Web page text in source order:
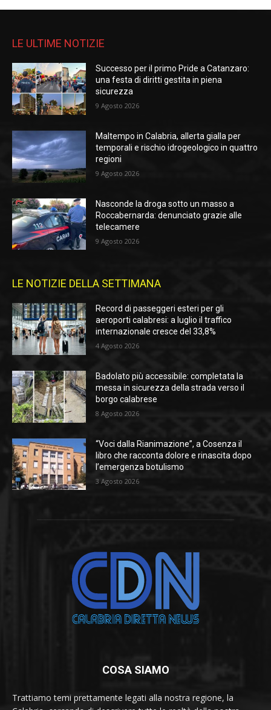
LE ULTIME NOTIZIE
Successo per il primo Pride a Catanzaro:
una festa di diritti gestita in piena
sicurezza
9 Agosto 2026
Maltempo in Calabria, allerta gialla per
temporali e rischio idrogeologico in quattro
regioni
9 Agosto 2026
Nasconde la droga sotto un masso a
Roccabernarda: denunciato grazie alle
telecamere
9 Agosto 2026
LE NOTIZIE DELLA SETTIMANA
Record di passeggeri esteri per gli
aeroporti calabresi: a luglio il traffico
internazionale cresce del 33,8%
4 Agosto 2026
Badolato più accessibile: completata la
messa in sicurezza della strada verso il
borgo calabrese
8 Agosto 2026
“Voci dalla Rianimazione”, a Cosenza il
libro che racconta dolore e rinascita dopo
l’emergenza botulismo
3 Agosto 2026
COSA SIAMO
Trattiamo temi prettamente legati alla nostra regione, la